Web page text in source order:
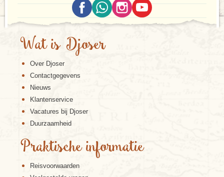
Wat is Djoser
Over Djoser
Contactgegevens
Nieuws
Klantenservice
Vacatures bij Djoser
Duurzaamheid
Praktische informatie
Reisvoorwaarden